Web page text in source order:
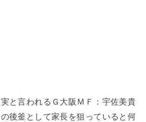
と言われるＧ大阪ＭＦ：宇佐美貴
後釜として家長を狙っていると何